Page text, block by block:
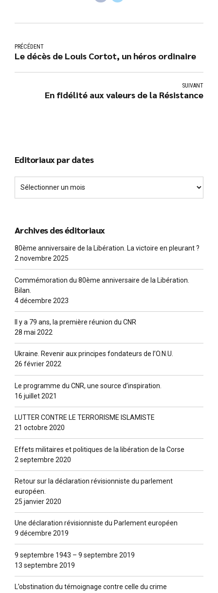
PRÉCÉDENT
Le décès de Louis Cortot, un héros ordinaire
SUIVANT
En fidélité aux valeurs de la Résistance
Editoriaux par dates
Archives des éditoriaux
80ème anniversaire de la Libération. La victoire en pleurant ?
2 novembre 2025
Commémoration du 80ème anniversaire de la Libération.
Bilan.
4 décembre 2023
Il y a 79 ans, la première réunion du CNR
28 mai 2022
Ukraine. Revenir aux principes fondateurs de l’O.N.U.
26 février 2022
Le programme du CNR, une source d’inspiration.
16 juillet 2021
LUTTER CONTRE LE TERRORISME ISLAMISTE
21 octobre 2020
Effets militaires et politiques de la libération de la Corse
2 septembre 2020
Retour sur la déclaration révisionniste du parlement
européen.
25 janvier 2020
Une déclaration révisionniste du Parlement européen
9 décembre 2019
9 septembre 1943 – 9 septembre 2019
13 septembre 2019
L’obstination du témoignage contre celle du crime